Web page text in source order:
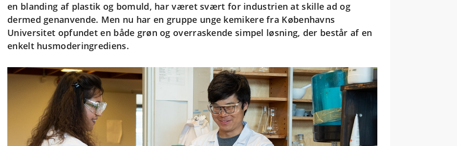
en blanding af plastik og bomuld, har været svært for industrien at skille ad og
dermed genanvende. Men nu har en gruppe unge kemikere fra Københavns
Universitet opfundet en både grøn og overraskende simpel løsning, der består af en
enkelt husmoderingrediens.